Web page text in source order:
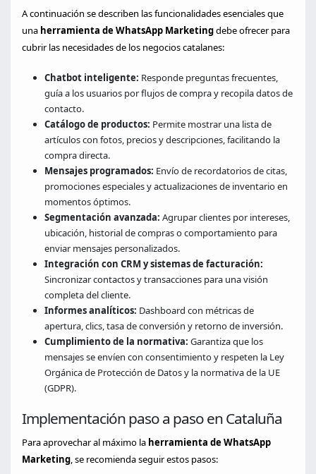
A continuación se describen las funcionalidades esenciales que
una herramienta de WhatsApp Marketingdebe ofrecer para
cubrir las necesidades de los negocios catalanes:
Chatbot inteligente: Responde preguntas frecuentes,
guía a los usuarios por flujos de compra y recopila datos de
contacto.
Catálogo de productos: Permite mostrar una lista de
artículos con fotos, precios y descripciones, facilitando la
compra directa.
Mensajes programados: Envío de recordatorios de citas,
promociones especiales y actualizaciones de inventario en
momentos óptimos.
Segmentación avanzada: Agrupar clientes por intereses,
ubicación, historial de compras o comportamiento para
enviar mensajes personalizados.
Integración con CRM y sistemas de facturación:
Sincronizar contactos y transacciones para una visión
completa del cliente.
Informes analíticos: Dashboard con métricas de
apertura, clics, tasa de conversión y retorno de inversión.
Cumplimiento de la normativa: Garantiza que los
mensajes se envíen con consentimiento y respeten la Ley
Orgánica de Protección de Datos y la normativa de la UE
(GDPR).
Implementación paso a paso en Cataluña
Para aprovechar al máximo la herramienta de WhatsApp
Marketing, se recomienda seguir estos pasos: